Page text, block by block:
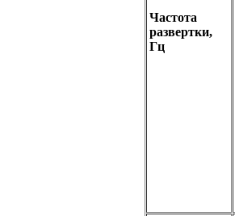
Частота
развертки,
Гц